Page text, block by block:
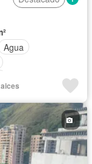
Agua